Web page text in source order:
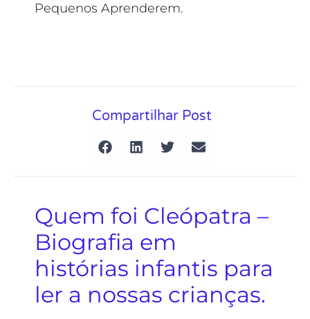
Pequenos Aprenderem.
Compartilhar Post
Quem foi Cleópatra –
Biografia em
histórias infantis para
ler a nossas crianças.